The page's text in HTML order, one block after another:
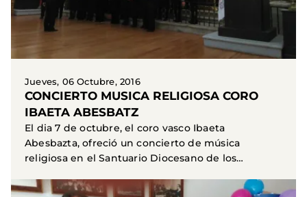
Jueves, 06 Octubre, 2016
CONCIERTO MUSICA RELIGIOSA CORO
IBAETA ABESBATZ
El dia 7 de octubre, el coro vasco Ibaeta
Abesbazta, ofreció un concierto de música
religiosa en el Santuario Diocesano de los